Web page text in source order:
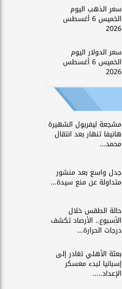
سعر الذهب اليوم
الخميس 6 أغسطس
2026
سعر الدولار اليوم
الخميس 6 أغسطس
2026
مشجعة ليفربول الشهيرة
هانيفا تنهار بعد انتقال
محمد...
جدل واسع بعد منشور
متداولة عن منع سيدة...
حالة الطقس خلال
الأسبوع.. الأرصاد تكشف
درجات الحرارة...
بعثة الأهلي تغادر إلى
إسبانيا لبدء معسكر
الإعداد.....